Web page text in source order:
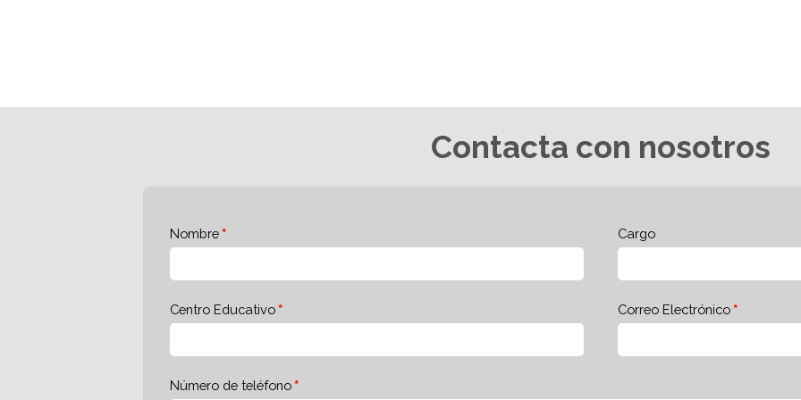
Contacta con nosotros
Nombre Cargo
Centro Educativo Correo Electrónico
Número de teléfono